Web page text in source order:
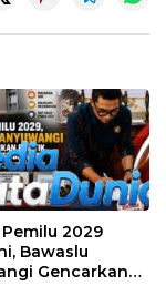
2029
Bawaslu
Gencarkan